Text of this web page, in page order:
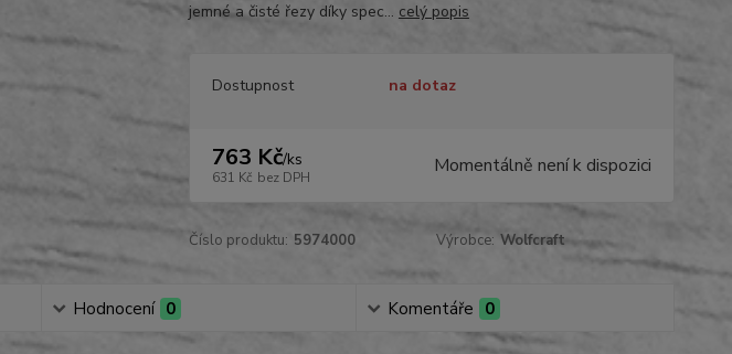
jemné a čisté řezy díky spec... celý popis
Dostupnost na dotaz
763 Kč/ks
631 Kč bez DPH Momentálně není k dispozici
Číslo produktu: 5974000 Výrobce: Wolfcraft
Hodnocení 0 Komentáře 0